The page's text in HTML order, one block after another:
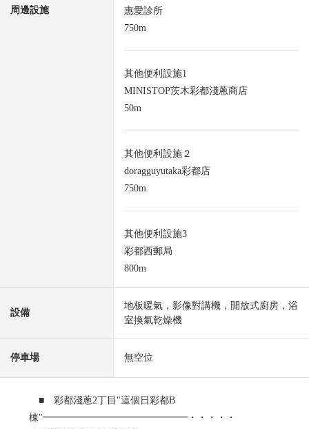
周邊設施
惠愛診所
750m
其他便利設施1
MINISTOP茨木彩都淺蔥商店
50m
其他便利設施２
doragguyutaka彩都店
750m
其他便利設施3
彩都西郵局
800m
設備
地板暖氣，影像對講機，開放式廚房，浴
室換氣乾燥機
停車場 無空位
■ 彩都淺蔥2丁目"這個日彩都B
棟"━━━━━━━━━━━━━━━・・・・・